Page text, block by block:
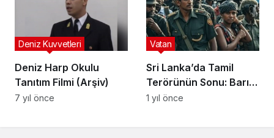
Deniz Harp Okulu
Tanıtım Filmi (Arşiv)
Deniz Kuvvetleri
7 yıl önce
Sri Lanka’da Tamil
Terörünün Sonu: Barış
ve İnsani Kriz Arasında
Vatan
1 yıl önce